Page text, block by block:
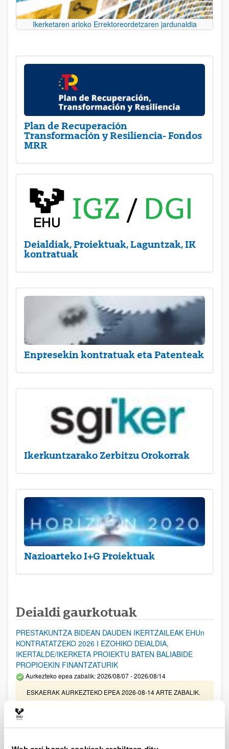
Ikerketaren arloko Errektoreordetzaren jardunaldia
Plan de Recuperación
Transformación y Resiliencia- Fondos
MRR
Deialdiak, Proiektuak, Laguntzak, IK
kontratuak
Enpresekin kontratuak eta Patenteak
Ikerkuntzarako Zerbitzu Orokorrak
Nazioarteko I+G Proiektuak
Deialdi gaurkotuak
PRESTAKUNTZA BIDEAN DAUDEN IKERTZAILEAK EHUn
KONTRATATZEKO 2026 I EZOHIKO DEIALDIA,
IKERTALDE/IKERKETA PROIEKTU BATEN BALIABIDE
PROPIOEKIN FINANTZATURIK
Aurkezteko epea zabalik: 2026/08/07 - 2026/08/14
ESKAERAK AURKEZTEKO EPEA 2026-08-14 ARTE ZABALIK.
UPV/EHUn Azpiegitura Zientifikoa eta Funts Bibliografikoak
erosi eta berritzeko laguntzak 2026